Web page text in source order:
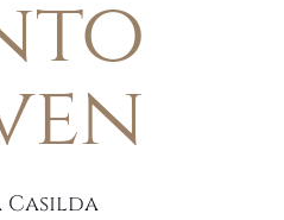
Casilda